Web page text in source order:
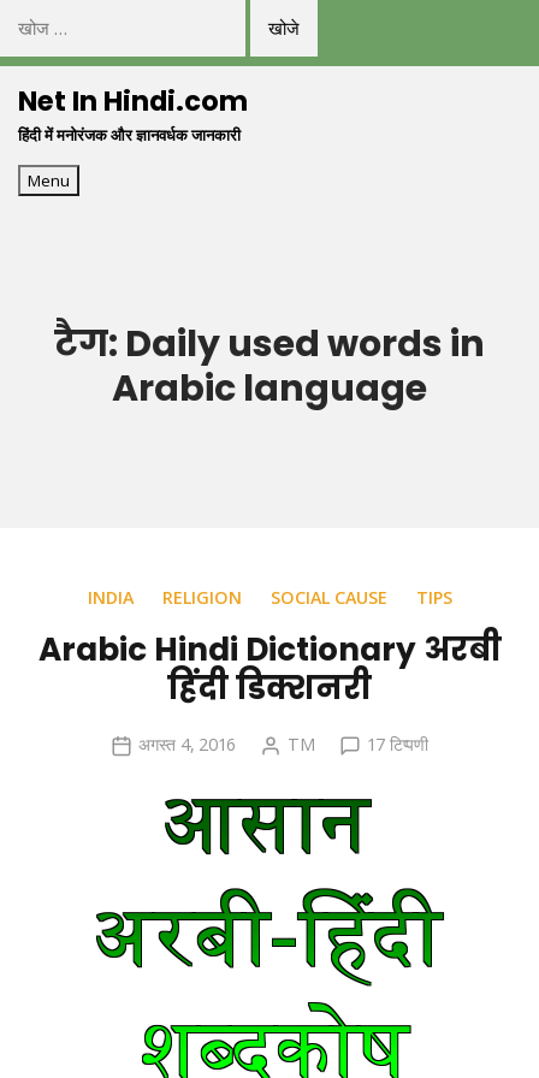
निम्न
को
खोजें:Net In Hindi.com
हिंदी में मनोरंजक और ज्ञानवर्धक जानकारी
Menu
टैग: Daily used words in
Arabic language
INDIA RELIGION SOCIAL CAUSE TIPS
Arabic Hindi Dictionary अरबी
हिंदी डिक्शनरी
अगस्त 4, 2016 TM 17 टिप्पणीArabic
में